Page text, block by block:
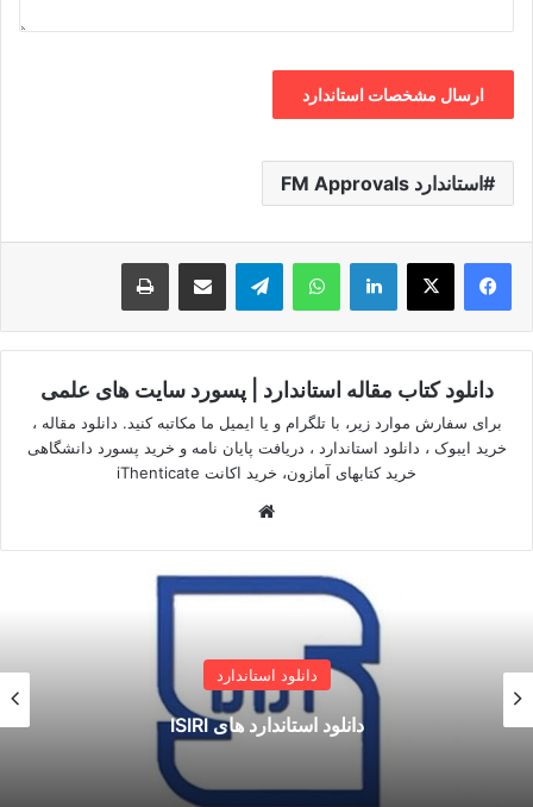
استاندارد FM Approvals
لینکدین واتس آپ تلگرام اشتراک گذاری از طریق ایمیل چاپ
دانلود کتاب مقاله استاندارد | پسورد سایت های علمی
برای سفارش موارد زیر، با تلگرام و یا ایمیل ما مکاتبه کنید. دانلود مقاله ،
خرید ایبوک ، دانلود استاندارد ، دریافت پایان نامه و خرید پسورد دانشگاهی
خرید کتابهای آمازون، خرید اکانت iThenticate
دانلود استاندارد
دانلود استاندارد های ISIRI